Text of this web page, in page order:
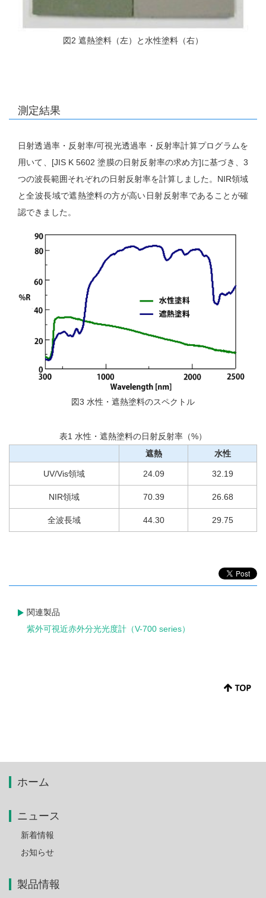
図2 遮熱塗料（左）と水性塗料（右）
測定結果
日射透過率・反射率/可視光透過率・反射率計算プログラムを
用いて、[JIS K 5602 塗膜の日射反射率の求め方]に基づき、3
つの波長範囲それぞれの日射反射率を計算しました。NIR領域
と全波長域で遮熱塗料の方が高い日射反射率であることが確
認できました。
図3 水性・遮熱塗料のスペクトル
表1 水性・遮熱塗料の日射反射率（%）
遮熱
水性
UV/Vis領域 24.09 32.19
NIR領域 70.39 26.68
全波長域 44.30 29.75
関連製品
紫外可視近赤外分光光度計（V-700 series）
ホーム
ニュース
新着情報
お知らせ
製品情報